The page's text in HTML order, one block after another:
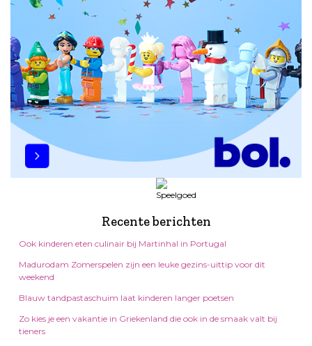
Recente berichten
Ook kinderen eten culinair bij Martinhal in Portugal
Madurodam Zomerspelen zijn een leuke gezins-uittip voor dit
weekend
Blauw tandpastaschuim laat kinderen langer poetsen
Zo kies je een vakantie in Griekenland die ook in de smaak valt bij
tieners